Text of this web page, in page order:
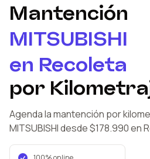
Mantención
MITSUBISHI
en Recoleta
por
Agenda la mantención por
MITSUBISHIdesde $178.990en